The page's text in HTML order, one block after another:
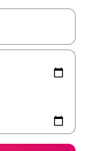
navegar